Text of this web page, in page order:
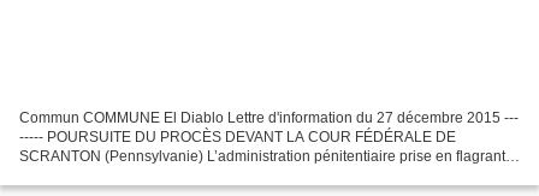
Commun COMMUNE El Diablo Lettre d'information du 27 décembre 2015 ---
----- POURSUITE DU PROCÈS DEVANT LA COUR FÉDÉRALE DE
SCRANTON (Pennsylvanie) L’administration pénitentiaire prise en flagrant